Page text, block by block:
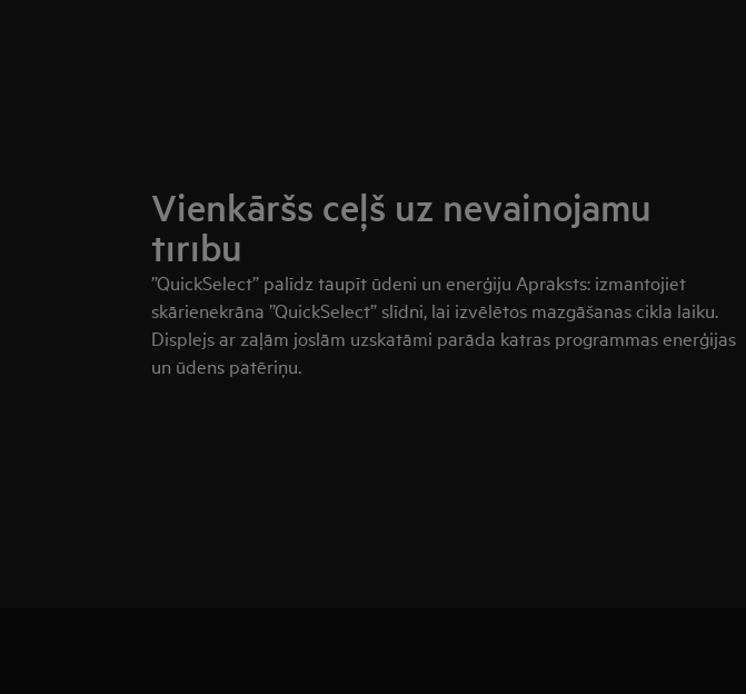
Vienkāršs ceļš uz nevainojamu
tīrību
”QuickSelect” palīdz taupīt ūdeni un enerģiju Apraksts: izmantojiet
skārienekrāna ”QuickSelect” slīdni, lai izvēlētos mazgāšanas cikla laiku.
Displejs ar zaļām joslām uzskatāmi parāda katras programmas enerģijas
un ūdens patēriņu.